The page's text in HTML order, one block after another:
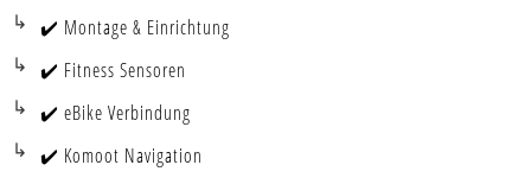
✔️ Montage & Einrichtung
✔️ Fitness Sensoren
✔️ eBike Verbindung
✔️ Komoot Navigation